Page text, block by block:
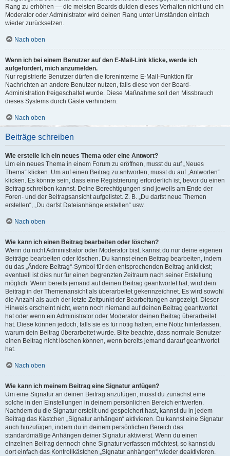
Rang zu erhöhen — die meisten Boards dulden dieses Verhalten nicht und ein
Moderator oder Administrator wird deinen Rang unter Umständen einfach
wieder zurücksetzen.
Nach oben
Wenn ich bei einem Benutzer auf den E-Mail-Link klicke, werde ich
aufgefordert, mich anzumelden.
Nur registrierte Benutzer dürfen die foreninterne E-Mail-Funktion für
Nachrichten an andere Benutzer nutzen, falls diese von der Board-
Administration freigeschaltet wurde. Diese Maßnahme soll den Missbrauch
dieses Systems durch Gäste verhindern.
Nach oben
Beiträge schreiben
Wie erstelle ich ein neues Thema oder eine Antwort?
Um ein neues Thema in einem Forum zu eröffnen, musst du auf „Neues
Thema“ klicken. Um auf einen Beitrag zu antworten, musst du auf „Antworten“
klicken. Es könnte sein, dass eine Registrierung erforderlich ist, bevor du einen
Beitrag schreiben kannst. Deine Berechtigungen sind jeweils am Ende der
Foren- und der Beitragsansicht aufgelistet. Z. B. „Du darfst neue Themen
erstellen“, „Du darfst Dateianhänge erstellen“ usw.
Nach oben
Wie kann ich einen Beitrag bearbeiten oder löschen?
Wenn du nicht Administrator oder Moderator bist, kannst du nur deine eigenen
Beiträge bearbeiten oder löschen. Du kannst einen Beitrag bearbeiten, indem
du das „Ändere Beitrag“-Symbol für den entsprechenden Beitrag anklickst;
eventuell ist dies nur für einen begrenzten Zeitraum nach seiner Erstellung
möglich. Wenn bereits jemand auf deinen Beitrag geantwortet hat, wird dein
Beitrag in der Themenansicht als überarbeitet gekennzeichnet. Es wird sowohl
die Anzahl als auch der letzte Zeitpunkt der Bearbeitungen angezeigt. Dieser
Hinweis erscheint nicht, wenn noch niemand auf deinen Beitrag geantwortet
hat oder wenn ein Administrator oder Moderator deinen Beitrag überarbeitet
hat. Diese können jedoch, falls sie es für nötig halten, eine Notiz hinterlassen,
warum dein Beitrag überarbeitet wurde. Bitte beachte, dass normale Benutzer
einen Beitrag nicht löschen können, wenn bereits jemand darauf geantwortet
hat.
Nach oben
Wie kann ich meinem Beitrag eine Signatur anfügen?
Um eine Signatur an deinen Beitrag anzufügen, musst du zunächst eine
solche in den Einstellungen in deinem persönlichen Bereich entwerfen.
Nachdem du die Signatur erstellt und gespeichert hast, kannst du in jedem
Beitrag das Kästchen „Signatur anhängen“ aktivieren. Du kannst eine Signatur
auch hinzufügen, indem du in deinem persönlichen Bereich das
standardmäßige Anhängen deiner Signatur aktivierst. Wenn du einen
einzelnen Beitrag dennoch ohne Signatur verfassen möchtest, so kannst du
dort einfach das Kontrollkästchen „Signatur anhängen“ wieder deaktivieren.